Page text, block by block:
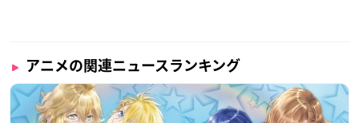
アニメの関連ニュースランキング